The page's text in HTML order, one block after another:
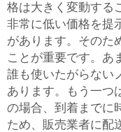
格は大きく変動する
非常に低い価格を提
があります。そのた
ことが重要です。あ
誰も使いたがらない
あります。もう一つ
の場合、到着までに
ため、販売業者に配